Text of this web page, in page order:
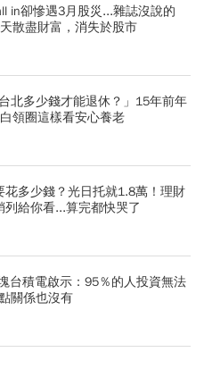
in卻慘遇3月股災...雜誌沒說的
散盡財富，消失於股市
北多少錢才能退休？」15年前年
領圈這樣看安心養老
花多少錢？光日托就1.8萬！理財
給你看...算完都快哭了
台積電啟示：95％的人投資無法
關係也沒有